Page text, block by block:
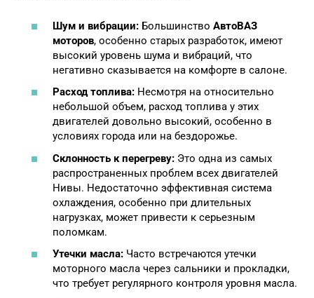
Шум и вибрации: Большинство АвтоВАЗ
моторов, особенно старых разработок, имеют
высокий уровень шума и вибраций, что
негативно сказывается на комфорте в салоне.
Расход топлива: Несмотря на относительно
небольшой объем, расход топлива у этих
двигателей довольно высокий, особенно в
условиях города или на бездорожье.
Склонность к перегреву: Это одна из самых
распространенных проблем всех двигателей
Нивы. Недостаточно эффективная система
охлаждения, особенно при длительных
нагрузках, может привести к серьезным
поломкам.
Утечки масла: Часто встречаются утечки
моторного масла через сальники и прокладки,
что требует регулярного контроля уровня масла.